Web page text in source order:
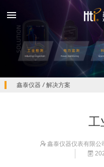
鑫泰仪器 / 解决方案
工
鑫泰仪器仪表有限公
